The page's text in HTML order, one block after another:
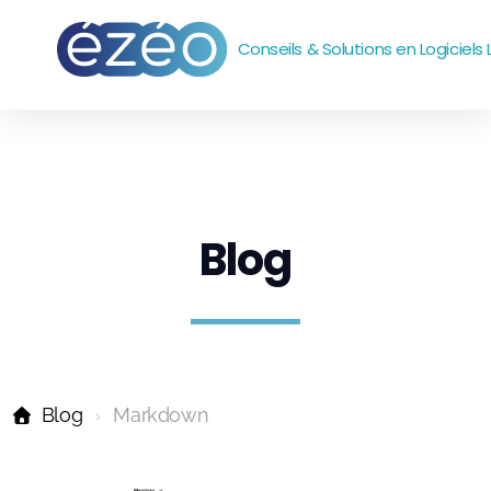
Conseils & Solutions en Logiciels
Blog
Blog Markdown